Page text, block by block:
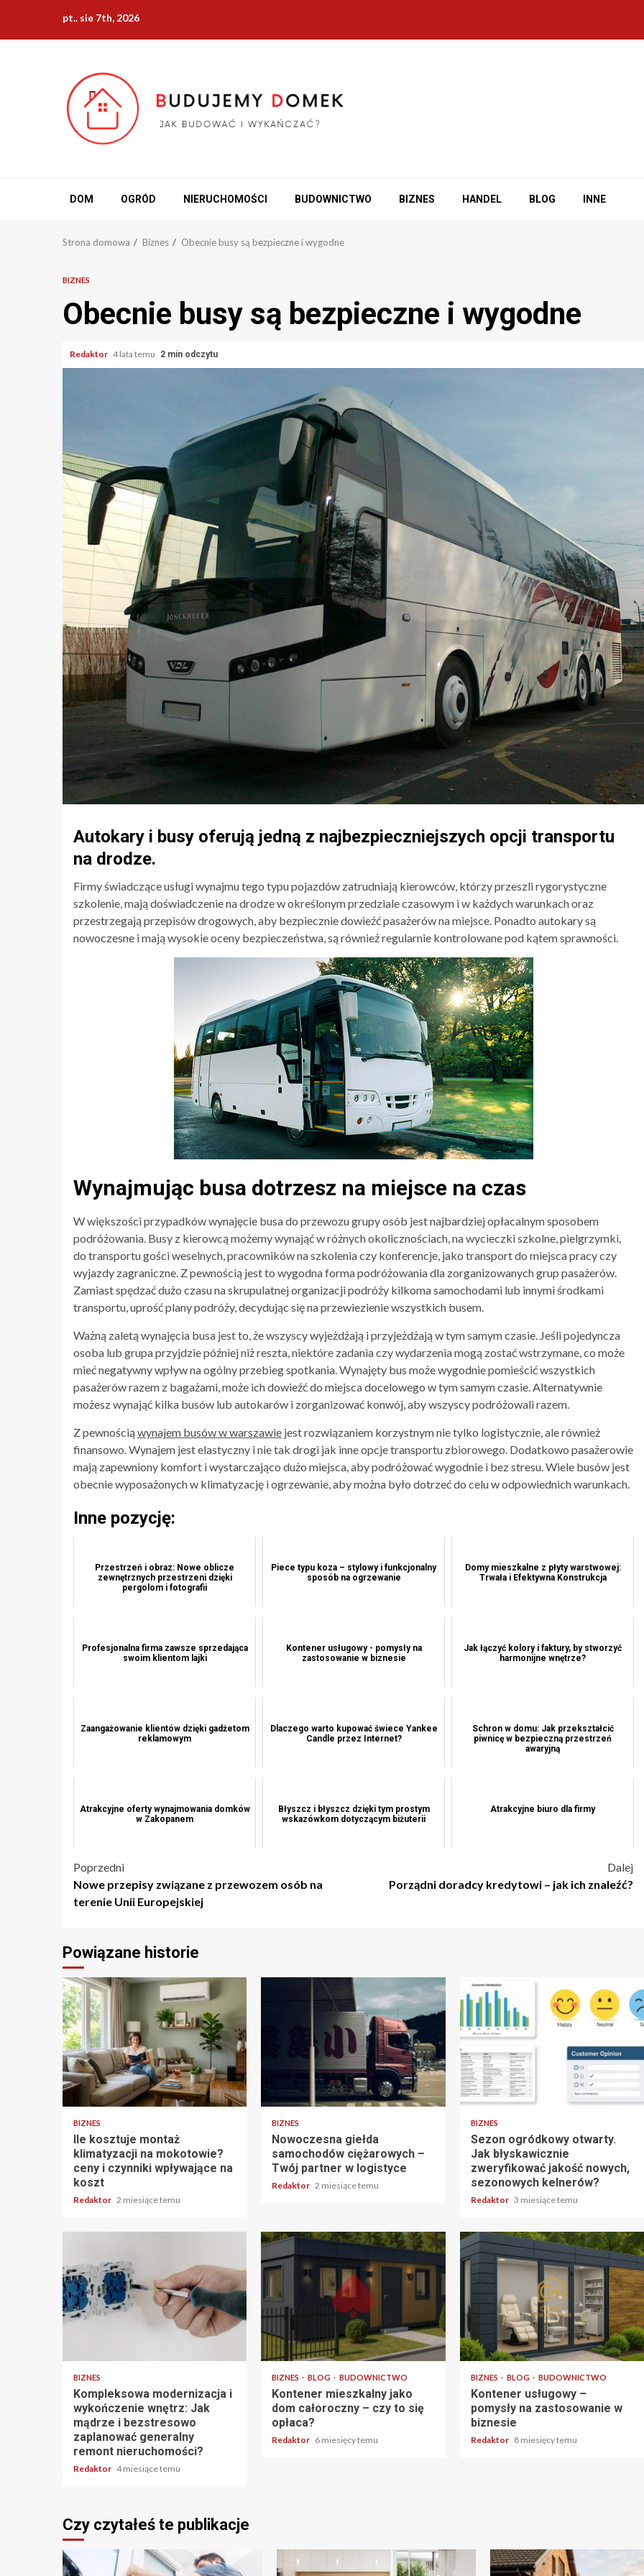
treści
pt.. sie 7th, 2026
DOM OGRÓD NIERUCHOMOŚCI BUDOWNICTWO BIZNES HANDEL BLOG INNE
Strona domowa Biznes Obecnie busy są bezpieczne i wygodne
BIZNES
Obecnie busy są bezpieczne i wygodne
Redaktor 4 lata temu 2 min odczytu
Autokary i busy oferują jedną z najbezpieczniejszych opcji transportu
na drodze.
Firmy świadczące usługi wynajmu tego typu pojazdów zatrudniają kierowców, którzy przeszli rygorystyczne
szkolenie, mają doświadczenie na drodze w określonym przedziale czasowym i w każdych warunkach oraz
przestrzegają przepisów drogowych, aby bezpiecznie dowieźć pasażerów na miejsce. Ponadto autokary są
nowoczesne i mają wysokie oceny bezpieczeństwa, są również regularnie kontrolowane pod kątem sprawności.
Wynajmując busa dotrzesz na miejsce na czas
W większości przypadków wynajęcie busa do przewozu grupy osób jest najbardziej opłacalnym sposobem
podróżowania. Busy z kierowcą możemy wynająć w różnych okolicznościach, na wycieczki szkolne, pielgrzymki,
do transportu gości weselnych, pracowników na szkolenia czy konferencje, jako transport do miejsca pracy czy
wyjazdy zagraniczne. Z pewnością jest to wygodna forma podróżowania dla zorganizowanych grup pasażerów.
Zamiast spędzać dużo czasu na skrupulatnej organizacji podróży kilkoma samochodami lub innymi środkami
transportu, uprość plany podróży, decydując się na przewiezienie wszystkich busem.
Ważną zaletą wynajęcia busa jest to, że wszyscy wyjeżdżają i przyjeżdżają w tym samym czasie. Jeśli pojedyncza
osoba lub grupa przyjdzie później niż reszta, niektóre zadania czy wydarzenia mogą zostać wstrzymane, co może
mieć negatywny wpływ na ogólny przebieg spotkania. Wynajęty bus może wygodnie pomieścić wszystkich
pasażerów razem z bagażami, może ich dowieźć do miejsca docelowego w tym samym czasie. Alternatywnie
możesz wynająć kilka busów lub autokarów i zorganizować konwój, aby wszyscy podróżowali razem.
Z pewnością wynajem busów w warszawie jest rozwiązaniem korzystnym nie tylko logistycznie, ale również
finansowo. Wynajem jest elastyczny i nie tak drogi jak inne opcje transportu zbiorowego. Dodatkowo pasażerowie
mają zapewniony komfort i wystarczająco dużo miejsca, aby podróżować wygodnie i bez stresu. Wiele busów jest
obecnie wyposażonych w klimatyzację i ogrzewanie, aby można było dotrzeć do celu w odpowiednich warunkach.
Inne pozycję:
Przestrzeń i obraz: Nowe oblicze
zewnętrznych przestrzeni dzięki
pergolom i fotografii
Piece typu koza – stylowy i funkcjonalny
sposób na ogrzewanie
Domy mieszkalne z płyty warstwowej:
Trwała i Efektywna Konstrukcja
Profesjonalna firma zawsze sprzedająca
swoim klientom lajki
Kontener usługowy - pomysły na
zastosowanie w biznesie
Jak łączyć kolory i faktury, by stworzyć
harmonijne wnętrze?
Zaangażowanie klientów dzięki gadżetom
reklamowym
Dlaczego warto kupować świece Yankee
Candle przez Internet?
Schron w domu: Jak przekształcić
piwnicę w bezpieczną przestrzeń
awaryjną
Atrakcyjne oferty wynajmowania domków
w Zakopanem
Błyszcz i błyszcz dzięki tym prostym
wskazówkom dotyczącym biżuterii
Atrakcyjne biuro dla firmy
Nawigacja
wpisu
Poprzedni
Nowe przepisy związane z przewozem osób na
terenie Unii Europejskiej
Dalej
Porządni doradcy kredytowi – jak ich znaleźć?
Powiązane historie
5 min odczytu
BIZNES
Ile kosztuje montaż
klimatyzacji na mokotowie?
ceny i czynniki wpływające na
koszt
Redaktor 2 miesiące temu
2 min odczytu
BIZNES
Nowoczesna giełda
samochodów ciężarowych –
Twój partner w logistyce
Redaktor 2 miesiące temu
5 min odczytu
BIZNES
Sezon ogródkowy otwarty.
Jak błyskawicznie
zweryfikować jakość nowych,
sezonowych kelnerów?
Redaktor 3 miesiące temu
BIZNES
Kompleksowa modernizacja i
wykończenie wnętrz: Jak
mądrze i bezstresowo
zaplanować generalny
remont nieruchomości?
Redaktor 4 miesiące temu
3 min odczytu
BIZNES BLOG BUDOWNICTWO
Kontener mieszkalny jako
dom całoroczny – czy to się
opłaca?
Redaktor 6 miesięcy temu
3 min odczytu
BIZNES BLOG BUDOWNICTWO
Kontener usługowy –
pomysły na zastosowanie w
biznesie
Redaktor 8 miesięcy temu
3 min odczytu
Kontener mieszkalny jako
dom całoroczny – czy to się
opłaca?
Redaktor 6 miesięcy temu
Czy czytałeś te publikacje